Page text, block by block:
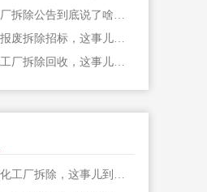
清流县化工厂拆除公告到底说了啥？一文帮你理清楚
武侯化工厂报废拆除招标，这事儿到底值不值得干？
昆山皋兰化工厂拆除回收，这事儿到底有多复杂？